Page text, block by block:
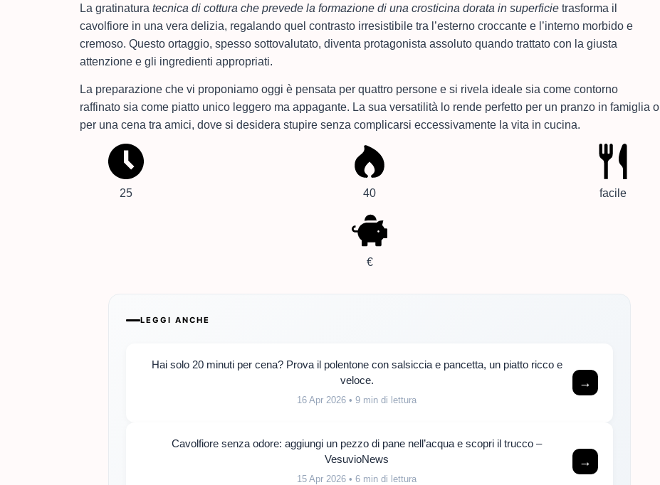
La gratinatura tecnica di cottura che prevede la formazione di una crosticina dorata in superficie trasforma il
cavolfiore in una vera delizia, regalando quel contrasto irresistibile tra l’esterno croccante e l’interno morbido e
cremoso. Questo ortaggio, spesso sottovalutato, diventa protagonista assoluto quando trattato con la giusta
attenzione e gli ingredienti appropriati.
La preparazione che vi proponiamo oggi è pensata per quattro persone e si rivela ideale sia come contorno
raffinato sia come piatto unico leggero ma appagante. La sua versatilità lo rende perfetto per un pranzo in famiglia o
per una cena tra amici, dove si desidera stupire senza complicarsi eccessivamente la vita in cucina.
25 40 facile
€
LEGGI ANCHE
Hai solo 20 minuti per cena? Prova il polentone con salsiccia e pancetta, un piatto ricco e
veloce.
16 Apr 2026 • 9 min di lettura
→
Cavolfiore senza odore: aggiungi un pezzo di pane nell’acqua e scopri il trucco –
VesuvioNews
15 Apr 2026 • 6 min di lettura
→